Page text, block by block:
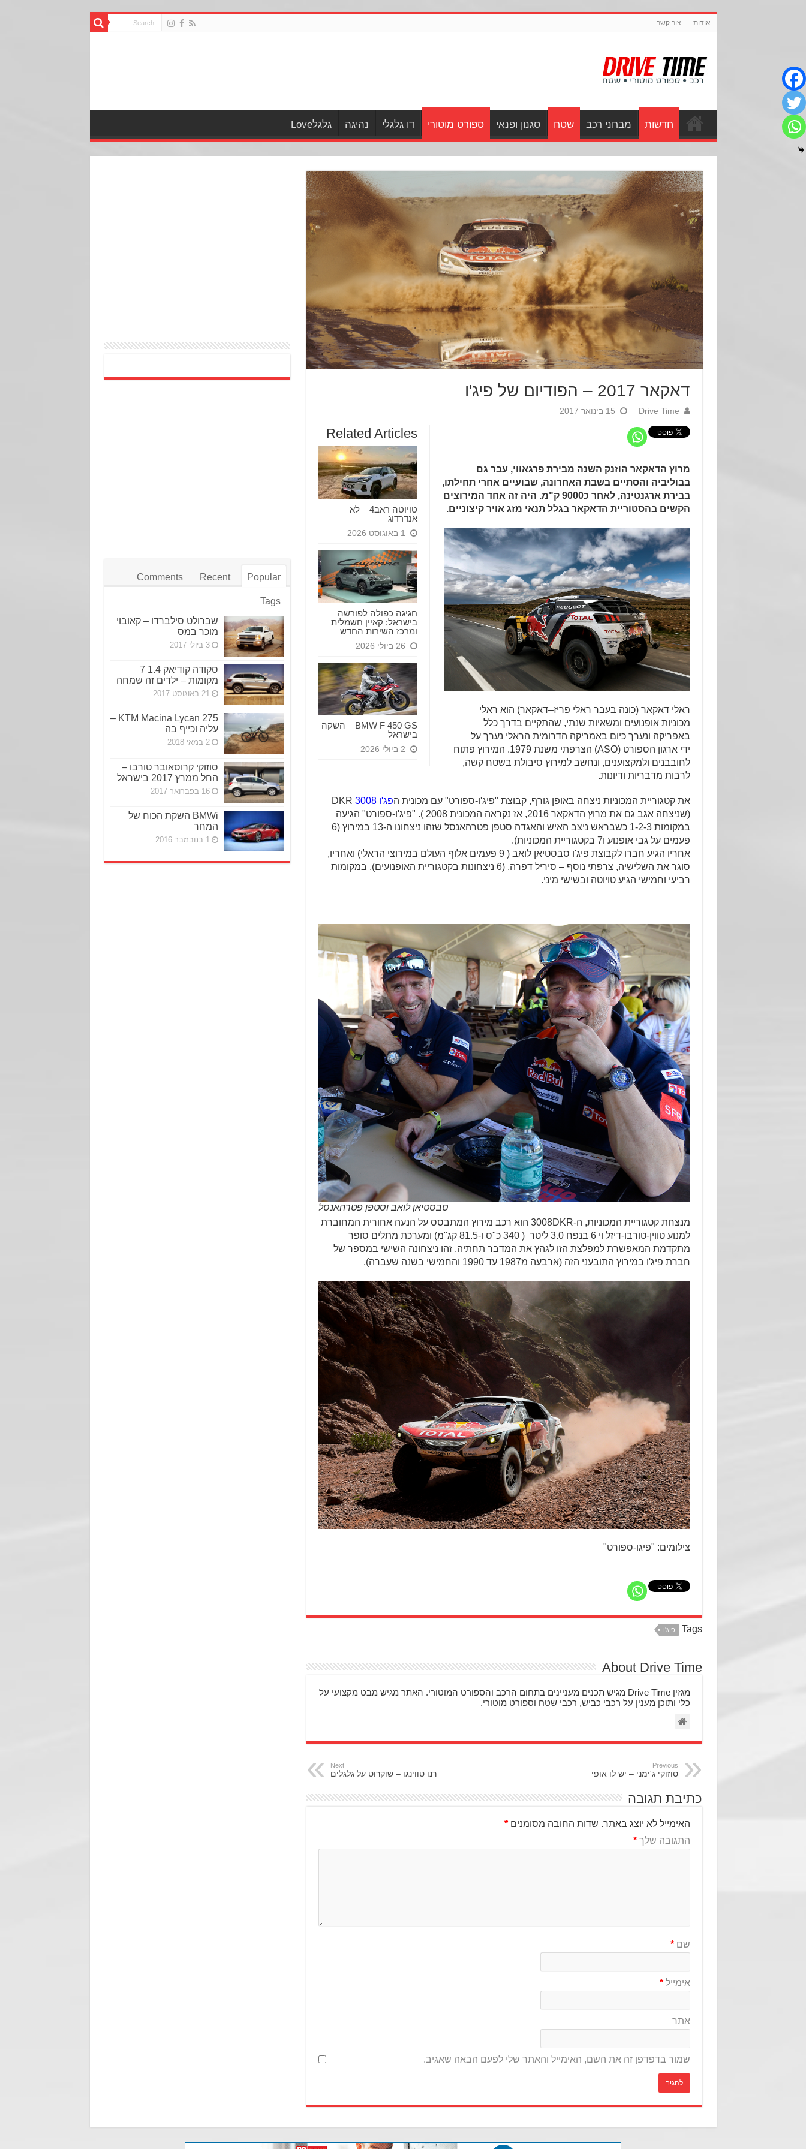
אודות צור קשר
חדשות מבחני רכב שטח סגנון ופנאי ספורט מוטורי דו גלגלי נהיגה גלגלLove
דאקאר 2017 – הפודיום של פיג'ו
Drive Time 15 בינואר 2017
Related Articles
טויוטה ראב4 – לא
אנדרדוג
1 באוגוסט 2026
חגיגה כפולה לפורשה
בישראל: קאיין חשמלית
ומרכז השירות החדש
26 ביולי 2026
BMW F 450 GS – השקה
בישראל
2 ביולי 2026
מרוץ הדאקאר הוזנק השנה מבירת פרגאווי, עבר גם
בבוליביה והסתיים בשבת האחרונה, שבועיים אחרי תחילתו,
בבירת ארגנטינה, לאחר כ9000 ק"מ. היה זה אחד המירוצים
הקשים בהסטוריית הדאקאר בגלל תנאי מזג אויר קיצוניים.
ראלי דאקאר (כונה בעבר ראלי פריז–דאקאר) הוא ראלי
מכוניות אופנועים ומשאיות שנתי, שהתקיים בדרך כלל
באפריקה ונערך כיום באמריקה הדרומית הראלי נערך על
ידי ארגון הספורט (ASO) הצרפתי משנת 1979. המירוץ פתוח
לחובבנים ולמקצוענים, ונחשב למירוץ סיבולת בשטח קשה,
לרבות מדבריות ודיונות.
את קטגוריית המכוניות ניצחה באופן גורף, קבוצת "פיג'ו-ספורט" עם מכונית הפג'ו 3008
DKR
(שניצחה אגב גם את מרוץ הדאקאר 2016, אז נקראה המכונית 2008 ). "פיג'ו-ספורט" הגיעה
במקומות 1-2-3 כשבראש ניצב האיש והאגדה סטפן פטרהאנסל שזהו ניצחונו ה-13 במירוץ (6
פעמים על גבי אופנוע ו7 בקטגוריית המכוניות).
אחריו הגיע חברו לקבוצת פיג'ו סבסטיאן לואב ( 9 פעמים אלוף העולם במירוצי הראלי) ואחריו,
סוגר את השלישיה, צרפתי נוסף – סיריל דפרה, (6 ניצחונות בקטגוריית האופנועים). במקומות
רביעי וחמישי הגיע טויוטה ובשישי מיני.
סבסטיאן לואב וסטפן פטרהאנסל
מנצחת קטגוריית המכוניות, ה-3008DKR הוא רכב מירוץ המתבסס על הנעה אחורית המחוברת
למנוע טווין-טורבו-דיזל וי 6 בנפח 3.0 ליטר ( 340 כ"ס ו-
81.5 קג"מ) ומערכת מתלים סופר
מתקדמת המאפשרת למפלצת הזו לגהץ את המדבר תחתיה. זהו ניצחונה השישי במספר של
חברת פיג'ו במירוץ התובעני הזה (ארבעה מ1987 עד 1990 והחמישי בשנה שעברה).
צילומים: "פיגו-ספורט"
Tags פיג'ו
About Drive Time
מגזין Drive Time מגיש תכנים מעניינים בתחום הרכב והספורט המוטורי. האתר מגיש מבט מקצועי על
כלי ותוכן מענין על רכבי כביש, רכבי שטח וספורט מוטורי.
Previous
סוזוקי ג'ימני – יש לו אופי
Next
רנו טווינגו – שוקרוט על גלגלים
כתיבת תגובה
האימייל לא יוצג באתר. שדות החובה מסומנים*
התגובה שלך*
שם*
אימייל*
אתר
שמור בדפדפן זה את השם, האימייל והאתר שלי לפעם הבאה שאגיב.
Popular
Recent
Comments
Tags
שברולט סילברדו – קאובוי
מוכר במס
3 ביולי 2017
סקודה קודיאק 1.4 7
מקומות – ילדים זה שמחה
21 באוגוסט 2017
KTM Macina Lycan 275 –
עליה וכייף בה
2 במאי 2018
סוזוקי קרוסאובר טורבו –
החל ממרץ 2017 בישראל
16 בפברואר 2017
BMWi השקת הכוח של
המחר
1 בנובמבר 2016